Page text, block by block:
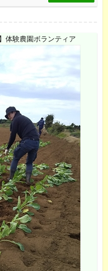
体験農園ボランティア